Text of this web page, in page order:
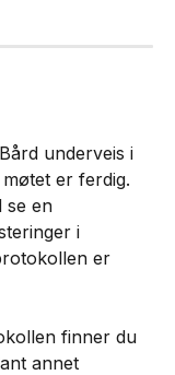
underveis i
er ferdig.
se en
i
er
finner du
annet